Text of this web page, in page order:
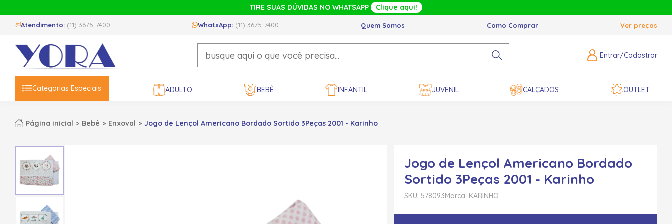
TIRE SUAS DÚVIDAS NO WHATSAPP Clique aqui!
Atendimento: (11) 3675-7400 WhatsApp: (11) 3675-7400 Quem Somos Como Comprar Ver preços
Entrar/Cadastrar
Categorias Especiais ADULTO BEBÊ INFANTIL JUVENIL CALÇADOS OUTLET
Página inicial Bebê Enxoval Jogo de Lençol Americano Bordado Sortido 3Peças 2001 - Karinho
Jogo de Lençol Americano Bordado
Sortido 3Peças 2001 - Karinho
SKU: 578093Marca: KARINHO